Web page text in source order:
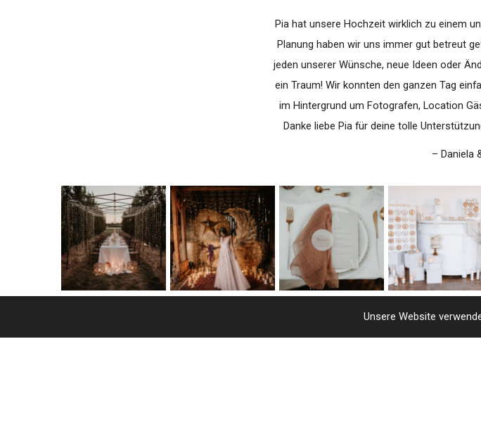
Pia hat unsere Hochzeit wirklich zu einem
Planung haben wir uns immer gut betreut
jeden unserer Wünsche, neue Ideen oder
ein Traum! Wir konnten den ganzen Tag
im Hintergrund um Fotografen, Location
Danke liebe Pia für deine tolle
– Daniela
Unsere Website